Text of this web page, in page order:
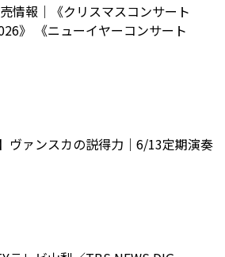
情報｜《クリスマスコンサート
》 《ニューイヤーコンサート
ヴァンスカの説得力｜6/13定期演奏